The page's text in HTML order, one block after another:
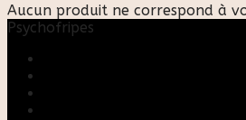
Aucun produit ne correspond à
Psychofripes